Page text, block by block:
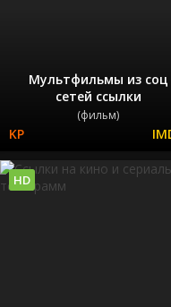
Мультфильмы из соц
сетей ссылки
(фильм)
HD